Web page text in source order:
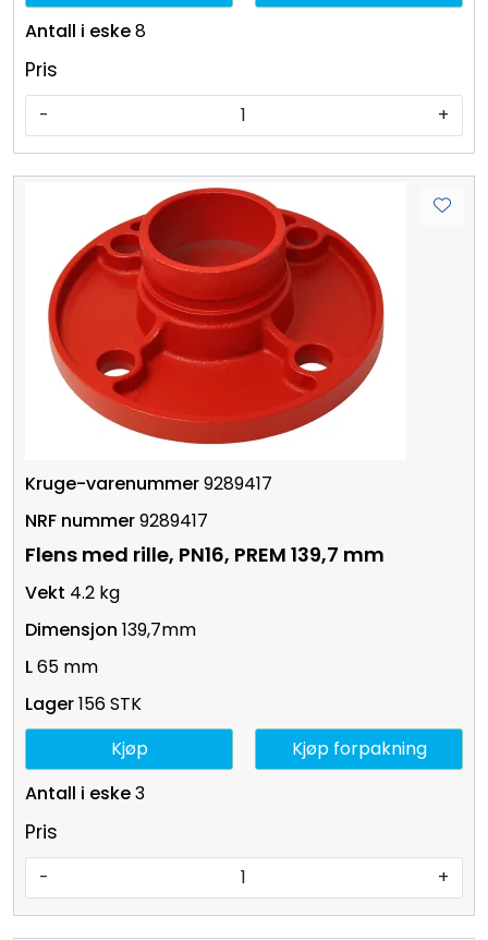
8
Pris
- +
9289417
9289417
Flens med rille, PN16, PREM 139,7 mm
4.2 kg
139,7mm
65 mm
156 STK
3
Pris
- +
Kjøp Kjøp forpakning